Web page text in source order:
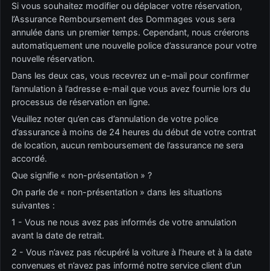
Si vous souhaitez modifier ou déplacer votre réservation,
l’Assurance Remboursement des Dommages vous sera
annulée dans un premier temps. Cependant, nous créerons
automatiquement une nouvelle police d’assurance pour votre
nouvelle réservation.
Dans les deux cas, vous recevrez un e-mail pour confirmer
l’annulation à l’adresse e-mail que vous avez fournie lors du
processus de réservation en ligne.
Veuillez noter qu’en cas d’annulation de votre police
d’assurance à moins de 24 heures du début de votre contrat
de location, aucun remboursement de l’assurance ne sera
accordé.
Que signifie « non-présentation » ?
On parle de « non-présentation » dans les situations
suivantes :
1 - Vous ne nous avez pas informés de votre annulation
avant la date de retrait.
2 - Vous n’avez pas récupéré la voiture à l’heure et à la date
convenues et n’avez pas informé notre service client d’un